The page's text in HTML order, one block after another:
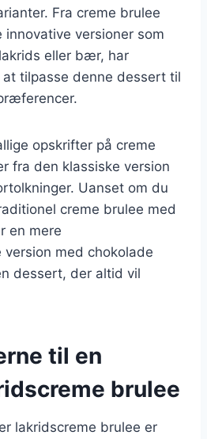
Fra creme brulee
innovative versioner som
eller bær, har
tilpasse denne dessert til
opskrifter på creme
fra den klassiske version
Uanset om du
creme brulee med
en mere
med chokolade
dessert, der altid vil
til en
brulee
lakridscreme brulee er